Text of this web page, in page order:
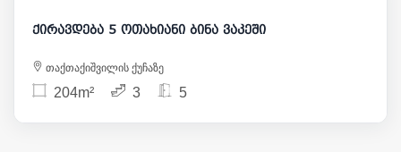
ქირავდება 5 ოთახიანი ბინა ვაკეში
თაქთაქიშვილის ქუჩაზე
204m² 3 5